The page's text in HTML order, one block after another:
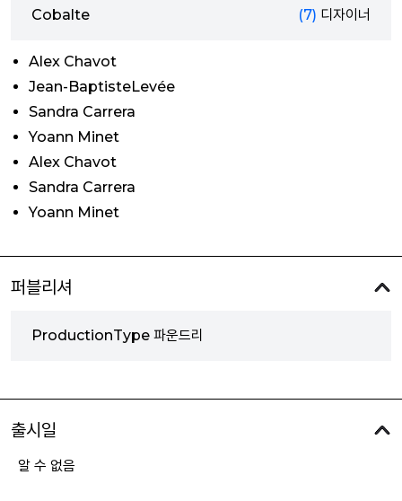
Cobalte (7) 디자이너
Alex Chavot
Jean-BaptisteLevée
Sandra Carrera
Yoann Minet
Alex Chavot
Sandra Carrera
Yoann Minet
퍼블리셔
ProductionType 파운드리
출시일
알 수 없음